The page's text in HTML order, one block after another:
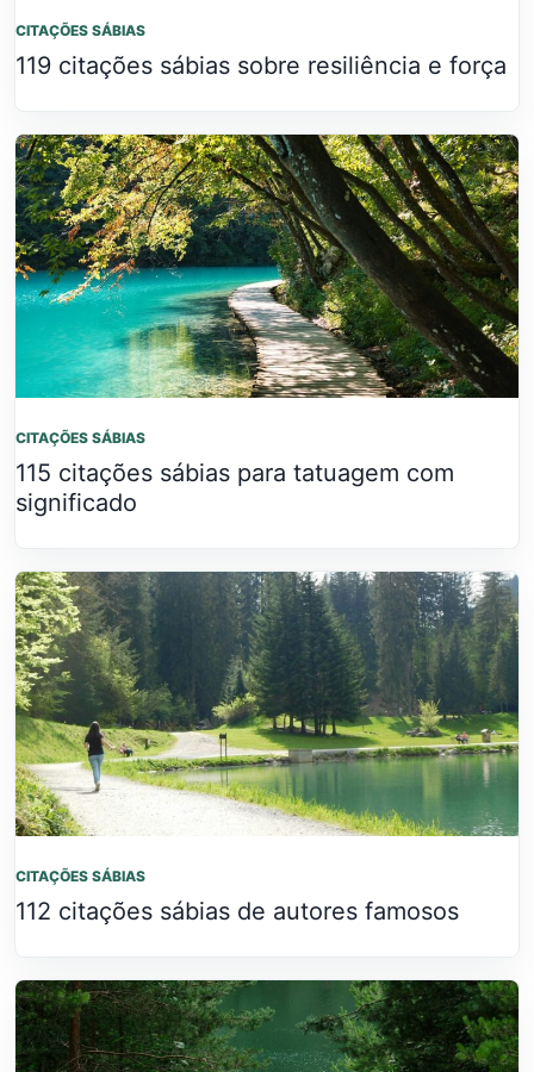
CITAÇÕES SÁBIAS
119 citações sábias sobre resiliência e força
CITAÇÕES SÁBIAS
115 citações sábias para tatuagem com
significado
CITAÇÕES SÁBIAS
112 citações sábias de autores famosos